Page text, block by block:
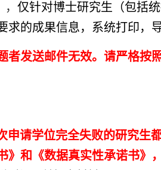
， 仅针对博士研究生 （包括
的成果信息，系统打印，导
发送邮件无效。请严格按
申请学位完全失败的研究生
》和《数据真实性承诺书》